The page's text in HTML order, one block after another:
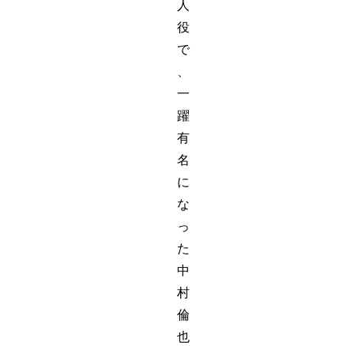
人
役
で
一
躍
有
名
に
な
っ
た
中
村
倫
也